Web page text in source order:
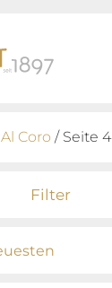
Al Coro / Seite 4
Filter